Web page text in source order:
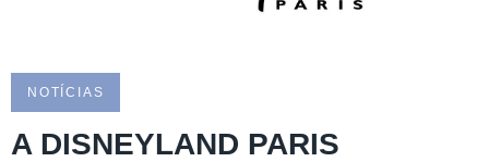
NOTÍCIAS
A DISNEYLAND PARIS